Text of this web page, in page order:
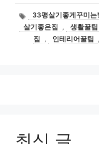
태
그
33평살기좋게꾸미는
살기좋은집
, 생활꿀팁
집
, 인테리어꿀팁 ,